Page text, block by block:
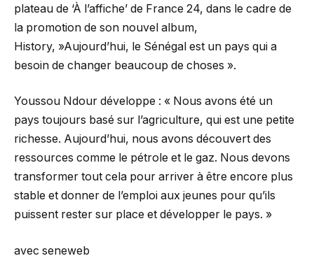
plateau de ‘À l’affiche’ de France 24, dans le cadre de
la promotion de son nouvel album,
History, »Aujourd’hui, le Sénégal est un pays qui a
besoin de changer beaucoup de choses ».
Youssou Ndour développe : « Nous avons été un
pays toujours basé sur l’agriculture, qui est une petite
richesse. Aujourd’hui, nous avons découvert des
ressources comme le pétrole et le gaz. Nous devons
transformer tout cela pour arriver à être encore plus
stable et donner de l’emploi aux jeunes pour qu’ils
puissent rester sur place et développer le pays. »
avec seneweb